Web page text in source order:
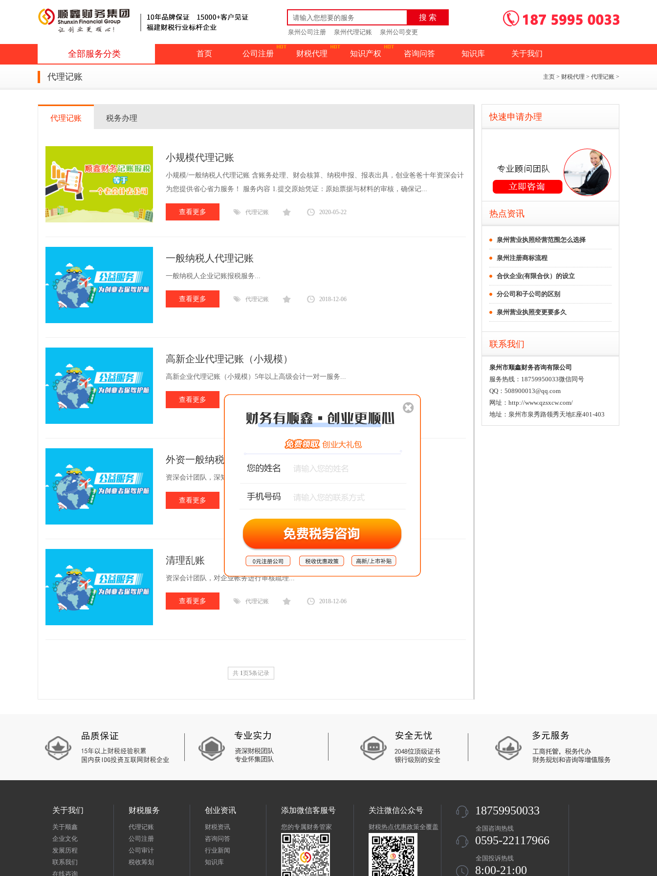
搜 索
泉州公司注册 泉州代理记账 泉州公司变更
全部服务分类 首页 公司注册 财税代理 知识产权 咨询问答 知识库 关于我们
代理记账 主页 > 财税代理 > 代理记账 >
代理记账 税务办理
小规模代理记账
小规模/一般纳税人代理记账 含账务处理、财会核算、纳税申报、报表出具，创业爸爸十年资深会计
为您提供省心省力服务！ 服务内容 1.提交原始凭证：原始票据与材料的审核，确保记...
查看更多 代理记账 2020-05-22
一般纳税人代理记账
一般纳税人企业记账报税服务...
查看更多 代理记账 2018-12-06
高新企业代理记账（小规模）
高新企业代理记账（小规模）5年以上高级会计一对一服务...
查看更多
外资一般纳税人代理记账（1年）
资深会计团队，深知各行业企业财税痛点，专业靠谱，保您安心...
查看更多 代理记账 2018-12-06
清理乱账
资深会计团队，对企业帐务进行审核疏理...
查看更多 代理记账 2018-12-06
共 1页5条记录
快速申请办理
热点资讯
泉州营业执照经营范围怎么选择
泉州注册商标流程
合伙企业(有限合伙）的设立
分公司和子公司的区别
泉州营业执照变更要多久
联系我们
泉州市顺鑫财务咨询有限公司
服务热线：18759950033微信同号
QQ：508900013@qq.com
网址：http://www.qzsxcw.com/
地址：泉州市泉秀路领秀天地E座401-403
关于我们
关于顺鑫
企业文化
发展历程
联系我们
在线咨询
财税服务
代理记账
公司注册
公司审计
税收筹划
创业资讯
财税资讯
咨询问答
行业新闻
知识库
添加微信客服号
您的专属财务管家
关注微信公众号
财税热点优惠政策全覆盖
18759950033
全国咨询热线
0595-22117966
全国投诉热线
8:00-21:00